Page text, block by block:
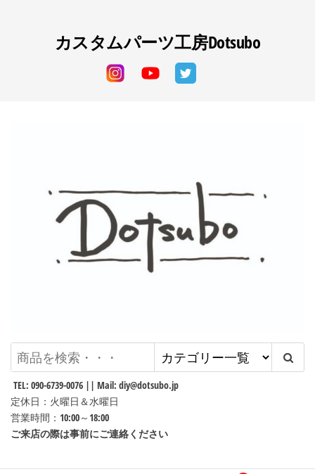
カスタムパーツ工房Dotsubo
Dotsubo
DIYパーツ工房 ~Darenidemo
Dekiru DIY~
TEL: 090-6739-0076 || Mail: diy@dotsubo.jp
定休日：火曜日＆水曜日
営業時間：10:00～18:00
ご来店の際は事前にご連絡ください